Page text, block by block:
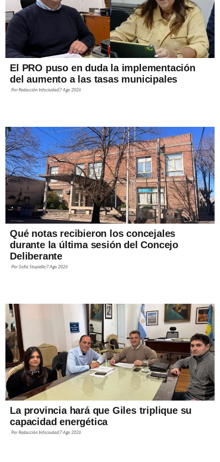
El PRO puso en duda la implementación
del aumento a las tasas municipales
PorRedacción Infociudad 7 Ago 2026
Qué notas recibieron los concejales
durante la última sesión del Concejo
Deliberante
PorSofía Stupiello 7 Ago 2026
La provincia hará que Giles triplique su
capacidad energética
PorRedacción Infociudad 7 Ago 2026